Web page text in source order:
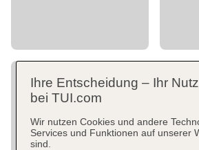
Ihre Entscheidung – Ihr
bei TUI.com
Wir nutzen Cookies und andere
Services und Funktionen auf unserer
sind.